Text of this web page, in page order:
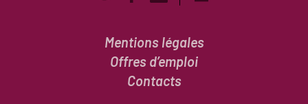
Mentions légales
Offres d’emploi
Contacts